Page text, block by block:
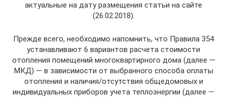
актуальные на дату размещения статьи на сайте
(26.02.2018).
Прежде всего, необходимо напомнить, что Правила 354
устанавливают 6 вариантов расчета стоимости
отопления помещений многоквартирного дома (далее —
МКД) — в зависимости от выбранного способа оплаты
отопления и наличия/отсутствия общедомовых и
индивидуальных приборов учета теплоэнергии (далее —